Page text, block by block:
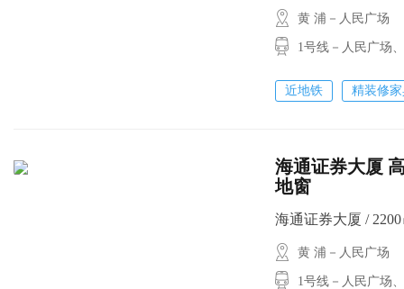
黄 浦－人民广场
1号线－人民广场
近地铁 精装修
海通证券大厦
地窗
海通证券大厦 / 2200
黄 浦－人民广场
1号线－人民广场